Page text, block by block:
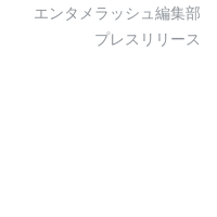
エンタメラッシュ編集部
プレスリリース